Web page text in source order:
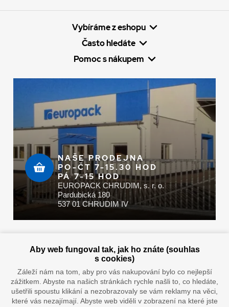
Vybíráme z eshopu
Často hledáte
Pomoc s nákupem
NAŠE PRODEJNA
PO-ČT 7-15.30 HOD
PÁ 7-15 HOD
EUROPACK CHRUDIM, s. r. o.
Pardubická 180
537 01 CHRUDIM IV
Doprava vaším oblíbeným dopravcem
Aby web fungoval tak, jak ho znáte (souhlas
s cookies)
Záleží nám na tom, aby pro vás nakupování bylo co nejlepší
zážitkem. Abyste na našich stránkách rychle našli to, co hledáte,
ušetřili spoustu klikání a nezobrazovaly se vám reklamy na věci,
které vás nezajímají. Abyste web viděli v zobrazení na které jste